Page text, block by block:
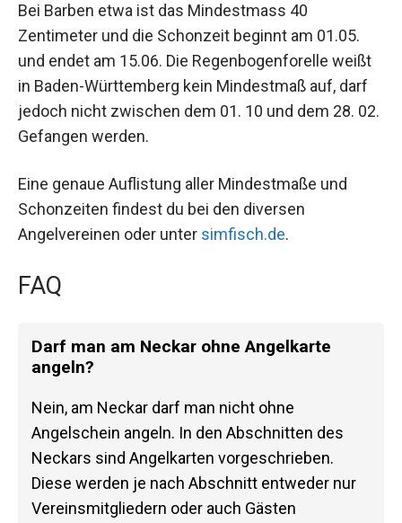
Bei Barben etwa ist das Mindestmass 40
Zentimeter und die Schonzeit beginnt am 01.05.
und endet am 15.06. Die Regenbogenforelle weißt
in Baden-Württemberg kein Mindestmaß auf, darf
jedoch nicht zwischen dem 01. 10 und dem 28. 02.
Gefangen werden.
Eine genaue Auflistung aller Mindestmaße und
Schonzeiten findest du bei den diversen
Angelvereinen oder unter simfisch.de.
FAQ
Darf man am Neckar ohne Angelkarte
angeln?
Nein, am Neckar darf man nicht ohne
Angelschein angeln. In den Abschnitten des
Neckars sind Angelkarten vorgeschrieben.
Diese werden je nach Abschnitt entweder nur
Vereinsmitgliedern oder auch Gästen